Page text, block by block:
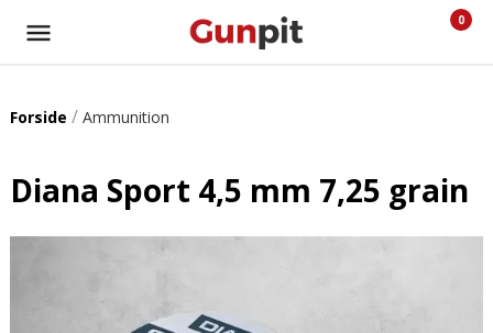
0
Forside / Ammunition
Diana Sport 4,5 mm 7,25 grain